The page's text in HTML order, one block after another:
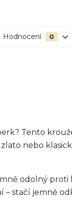
Hodnocení 0
Tento
nebo
odolný proti
stačí jemně